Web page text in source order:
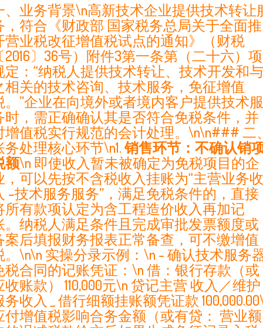
、业务背景\n高新技术企业提供技术转让
，符合《财政部 国家税务总局关于全面推
营业税改征增值税试点的通知》（财税
2016〕36号）附件3第一条第（二十六）项
定：“纳税人提供技术转让、技术开发和与
相关的技术咨询、技术服务，免征增值
。”企业在向境外或者境内客户提供技术服
时，需正确确认其是否符合免税条件，并
增值税实行规范的会计处理。\n\n### 二
务处理核心环节\n1.销售环节：不确认销
额\n 即使收入暂未被确定为免税项目的企
，可以先按不含税收入挂账为“主营业务收
–技术服务服务”，满足免税条件的，直接
所有款项认定为含工程造价收入再加记
。纳税人满足条件且完成审批发票额度或
案后填报财务报表正常备查，可不缴增值
。\n\n 实操分录示例：\n - 确认技术服务
税合同的记账凭证：\n 借：银行存款（或
收账款） 110,000元\n 贷记主营 收入／维护
务收入
借行细额挂账额凭证款
付增值税影响合务金额（或有贷： 营业额